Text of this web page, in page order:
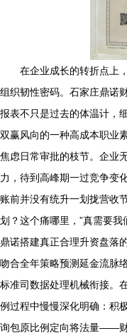
在企业成长的转折点上
组织韧性密码。石家庄鼎诺
报表不只是过去的体温计，
双赢风向的一种高成本职业
焦虑日常审批的枝节。企业
力，待到高峰期一过竞争变
账前并没有统升一划拢营收
划？这个痛哪里，”真需要
鼎诺搭建真正合理升资盘落
吻合全年策略预测延金流脉
标准司数据处理机械衔接。
例过程中慢慢深化明确：积
询包原比例定向将法量——